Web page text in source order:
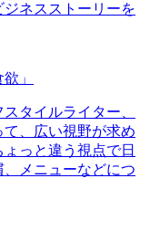
ネスストーリーを
」
タイルライター、
、広い視野が求め
っと違う視点で日
メニューなどにつ